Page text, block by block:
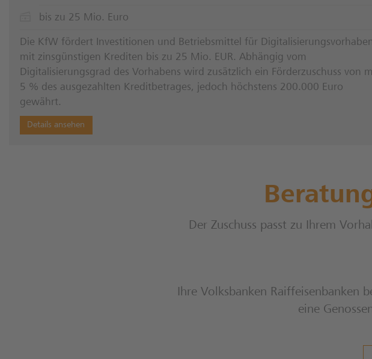
bis zu 25 Mio. Euro
Die KfW fördert Investitionen und Betriebsmittel für Digitalisierungsvorhaben
mit zinsgünstigen Krediten bis zu 25 Mio. EUR. Abhängig vom
Digitalisierungsgrad des Vorhabens wird zusätzlich ein Förderzuschuss von
5 % des ausgezahlten Kreditbetrages, jedoch höchstens 200.000 Euro
gewährt.
Details ansehen
Der Zuschuss passt zu Ihrem
Ihre Volksbanken Raiffeisenbanken
eine